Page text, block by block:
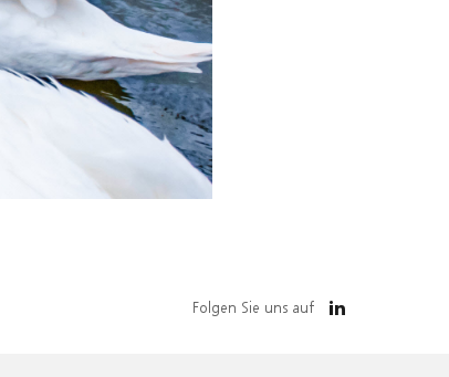
Folgen Sie uns auf